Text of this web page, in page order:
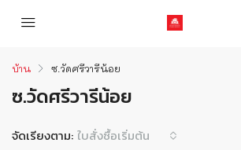
บ้าน ซ.วัดศรีวารีน้อย
ซ.วัดศรีวารีน้อย
จัดเรียงตาม: ใบสั่งซื้อเริ่มต้น